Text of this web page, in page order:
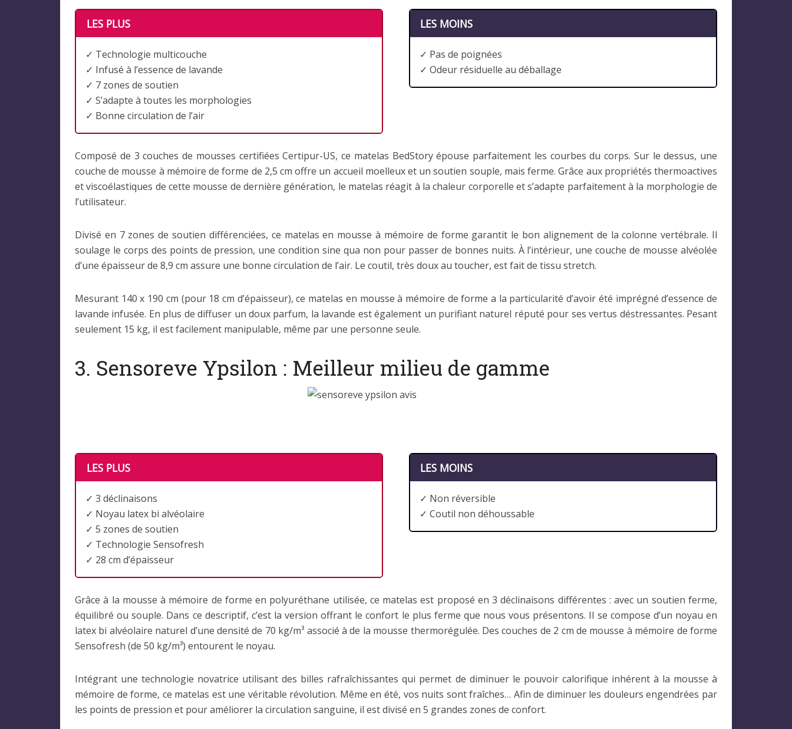
LES PLUS
✓ Technologie multicouche
✓ Infusé à l’essence de lavande
✓ 7 zones de soutien
✓ S’adapte à toutes les morphologies
✓ Bonne circulation de l’air
LES MOINS
✓ Pas de poignées
✓ Odeur résiduelle au déballage
Composé de 3 couches de mousses certifiées Certipur-US, ce matelas BedStory épouse parfaitement les courbes du corps. Sur le dessus, une
couche de mousse à mémoire de forme de 2,5 cm offre un accueil moelleux et un soutien souple, mais ferme. Grâce aux propriétés thermoactives
et viscoélastiques de cette mousse de dernière génération, le matelas réagit à la chaleur corporelle et s’adapte parfaitement à la morphologie de
l’utilisateur.
Divisé en 7 zones de soutien différenciées, ce matelas en mousse à mémoire de forme garantit le bon alignement de la colonne vertébrale. Il
soulage le corps des points de pression, une condition sine qua non pour passer de bonnes nuits. À l’intérieur, une couche de mousse alvéolée
d’une épaisseur de 8,9 cm assure une bonne circulation de l’air. Le coutil, très doux au toucher, est fait de tissu stretch.
Mesurant 140 x 190 cm (pour 18 cm d’épaisseur), ce matelas en mousse à mémoire de forme a la particularité d’avoir été imprégné d’essence de
lavande infusée. En plus de diffuser un doux parfum, la lavande est également un purifiant naturel réputé pour ses vertus déstressantes. Pesant
seulement 15 kg, il est facilement manipulable, même par une personne seule.
3. Sensoreve Ypsilon : Meilleur milieu de gamme
LES PLUS
✓ 3 déclinaisons
✓ Noyau latex bi alvéolaire
✓ 5 zones de soutien
✓ Technologie Sensofresh
✓ 28 cm d’épaisseur
LES MOINS
✓ Non réversible
✓ Coutil non déhoussable
Grâce à la mousse à mémoire de forme en polyuréthane utilisée, ce matelas est proposé en 3 déclinaisons différentes : avec un soutien ferme,
équilibré ou souple. Dans ce descriptif, c’est la version offrant le confort le plus ferme que nous vous présentons. Il se compose d’un noyau en
latex bi alvéolaire naturel d’une densité de 70 kg/m³ associé à de la mousse thermorégulée. Des couches de 2 cm de mousse à mémoire de forme
Sensofresh (de 50 kg/m³) entourent le noyau.
Intégrant une technologie novatrice utilisant des billes rafraîchissantes qui permet de diminuer le pouvoir calorifique inhérent à la mousse à
mémoire de forme, ce matelas est une véritable révolution. Même en été, vos nuits sont fraîches… Afin de diminuer les douleurs engendrées par
les points de pression et pour améliorer la circulation sanguine, il est divisé en 5 grandes zones de confort.